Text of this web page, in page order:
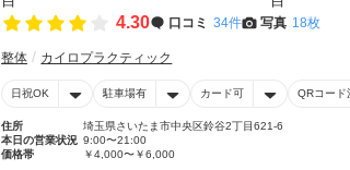
4.30 口コミ 34件 写真 18枚
整体 カイロプラクティック
日祝OK 駐車場有 カード可 QRコード
住所
埼玉県さいたま市中央区鈴谷2丁目621-6
本日の営業状況 9:00〜21:00
価格帯
￥4,000〜￥6,000